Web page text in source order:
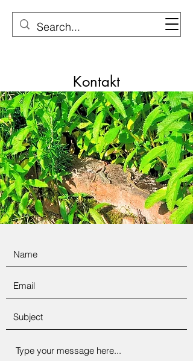
Moselmama
Kontakt